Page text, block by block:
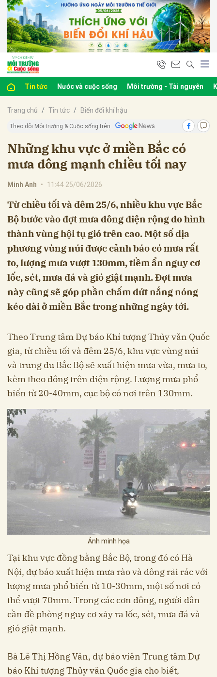
Tin tức Nước và cuộc sống Môi trường - Tài nguyên
Trang chủ Tin tức Biến đổi khí hậu
Theo dõi Môi trường & Cuộc sống trên
Những khu vực ở miền Bắc có
mưa dông mạnh chiều tối nay
Minh Anh • 11:44 25/06/2026
Từ chiều tối và đêm 25/6, nhiều khu vực Bắc
Bộ bước vào đợt mưa dông diện rộng do hình
thành vùng hội tụ gió trên cao. Một số địa
phương vùng núi được cảnh báo có mưa rất
to, lượng mưa vượt 130mm, tiềm ẩn nguy cơ
lốc, sét, mưa đá và gió giật mạnh. Đợt mưa
này cũng sẽ góp phần chấm dứt nắng nóng
kéo dài ở miền Bắc trong những ngày tới.
Theo Trung tâm Dự báo Khí tượng Thủy văn Quốc
gia, từ chiều tối và đêm 25/6, khu vực vùng núi
và trung du Bắc Bộ sẽ xuất hiện mưa vừa, mưa to,
kèm theo dông trên diện rộng. Lượng mưa phổ
biến từ 20-40mm, cục bộ có nơi trên 130mm.
Ảnh minh họa
Tại khu vực đồng bằng Bắc Bộ, trong đó có Hà
Nội, dự báo xuất hiện mưa rào và dông rải rác với
lượng mưa phổ biến từ 10-30mm, một số nơi có
thể vượt 70mm. Trong các cơn dông, người dân
cần đề phòng nguy cơ xảy ra lốc, sét, mưa đá và
gió giật mạnh.
Bà Lê Thị Hồng Vân, dự báo viên Trung tâm Dự
báo Khí tượng Thủy văn Quốc gia cho biết,
luận
Hủy